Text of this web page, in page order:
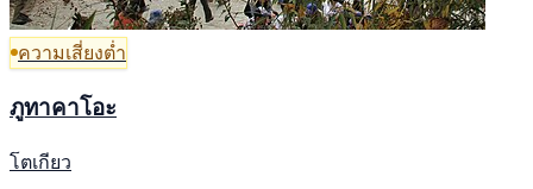
ความเสี่ยงต่ำ
ภูทาคาโอะ
โตเกียว